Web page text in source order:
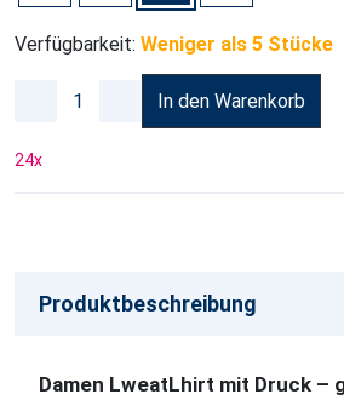
Verfügbarkeit: Weniger als 5 Stücke
In den Warenkorb
24x
Produktbeschreibung
Damen LweatLhirt mit Druck –